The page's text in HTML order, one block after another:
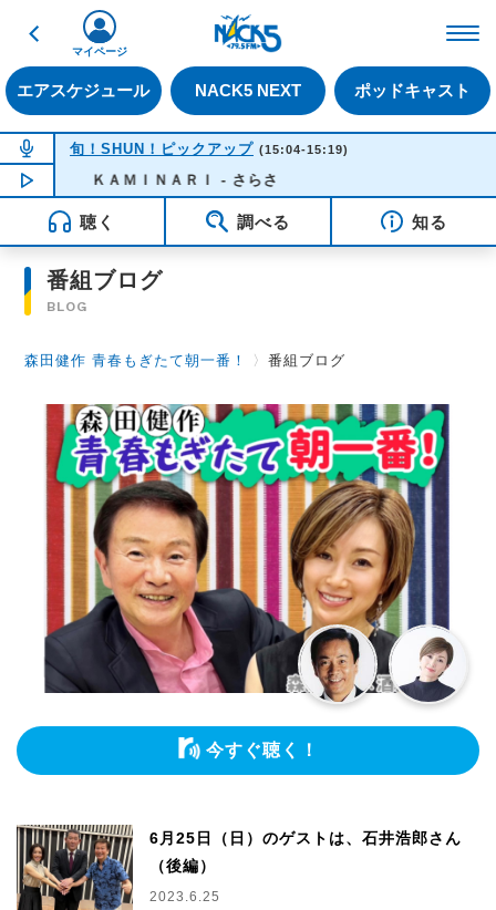
戻る
エアスケジュール NACK5 NEXT ポッドキャスト
マイページ
NOW ON AIR
旬！SHUN！ピックアップ (15:04-15:19)
NOW PLAYING 14:56
ＫＡＭＩＮＡＲＩ - さらさ
聴く 調べる 知る
番組ブログ
BLOG
森田健作 青春もぎたて朝一番！ 〉番組ブログ
今すぐ聴く！
6月25日（日）のゲストは、石井浩郎さん
（後編）
2023.6.25